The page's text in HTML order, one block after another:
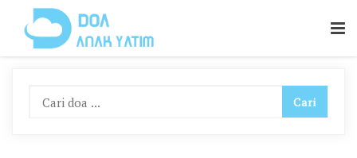
Content